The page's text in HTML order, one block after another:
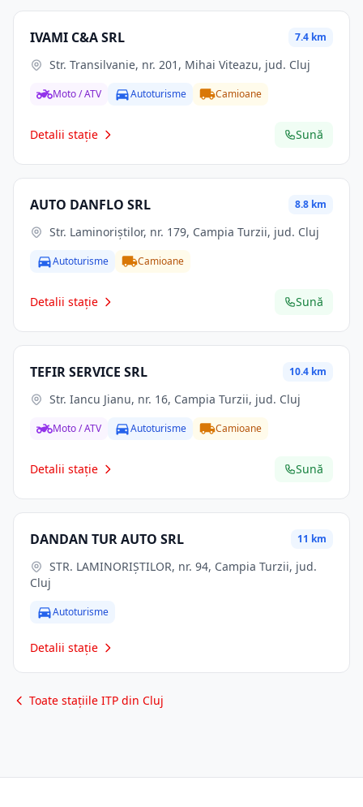
IVAMI C&A SRL 7.4 km
Str. Transilvanie, nr. 201, Mihai Viteazu, jud. Cluj
Moto / ATV Autoturisme Camioane
Detalii stație Sună
AUTO DANFLO SRL 8.8 km
Str. Laminoriștilor, nr. 179, Campia Turzii, jud. Cluj
Autoturisme Camioane
Detalii stație Sună
TEFIR SERVICE SRL 10.4 km
Str. Iancu Jianu, nr. 16, Campia Turzii, jud. Cluj
Moto / ATV Autoturisme Camioane
Detalii stație Sună
DANDAN TUR AUTO SRL 11 km
Cluj
Autoturisme
Detalii stație
Toate stațiile ITP din Cluj